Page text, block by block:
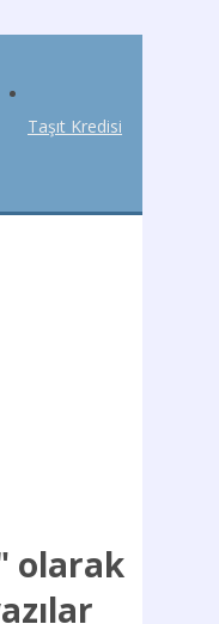
Taşıt Kredisi
olarak